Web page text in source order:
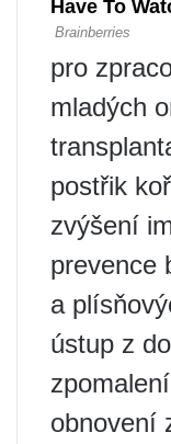
pro
mladých
postřik
zvýšení
prevence
a
ústup z
obnovení